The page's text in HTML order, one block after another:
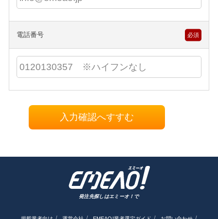
電話番号 必須
入力確認へすすむ
発注先探しはエミーオ！で